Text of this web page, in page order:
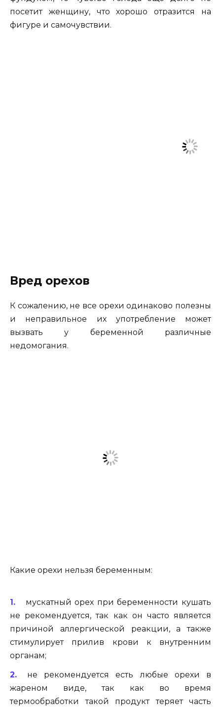
посетит женщину, что хорошо отразится на
фигуре и самочувствии.
Вред орехов
К сожалению, не все орехи одинаково полезны
и неправильное их употребление может
вызвать у беременной различные
недомогания.
Какие орехи нельзя беременным:
мускатный орех при беременности кушать
не рекомендуется, так как он часто является
причиной аллергической реакции, а также
стимулирует прилив крови к внутренним
органам;
не рекомендуется есть любые орехи в
жареном виде, так как во время
термообработки такой продукт теряет часть